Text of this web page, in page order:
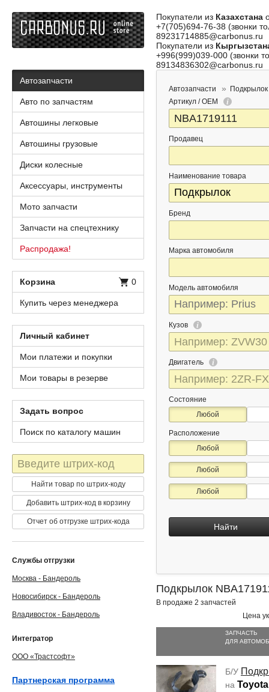
Покупатели из Казахстана
+7(705)694-76-38 (звонки
89231714885@carbonus.ru
Покупатели из
+996(999)039-000 (звонки
89134836302@carbonus.ru
Автозапчасти
Подкрылок
Артикул / OEM
Продавец
Наименование товара
Бренд
Марка автомобиля
Модель автомобиля
Кузов
Двигатель
Состояние
Любой
Расположение
Любой
Любой
Любой
Найти
Подкрылок
В продаже 2 запчастей
Цена
ЗАПЧАСТЬ
ДЛЯ
Б/У
на
Автозапчасти
Авто по запчастям
Автошины легковые
Автошины грузовые
Диски колесные
Аксессуары, инструменты
Мото запчасти
Запчасти на спецтехнику
Распродажа!
Корзина 0
Купить через менеджера
Личный кабинет
Мои платежи и покупки
Мои товары в резерве
Задать вопрос
Поиск по каталогу машин
Штрих-
код
Найти товар по штрих-коду
Добавить штрих-код в корзину
Отчет об отгрузке штрих-кода
Службы отгрузки
Москва - Бандероль
Новосибирск - Бандероль
Владивосток - Бандероль
Интегратор
ООО «Трастсофт»
Партнерская программа